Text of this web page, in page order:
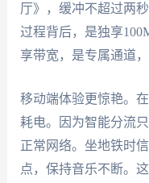
厅》，缓冲不超过两
过程背后，是独享
享带宽，是专属通道
移动端体验更惊艳。
耗电。因为智能分流
正常网络。坐地铁时
点，保持音乐不断。